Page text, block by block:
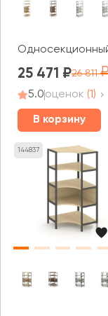
25 471 26 811
5.0оценок (1)
В корзину
144837